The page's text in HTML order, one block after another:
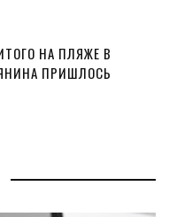
НА ПЛЯЖЕ В
ПРИШЛОСЬ